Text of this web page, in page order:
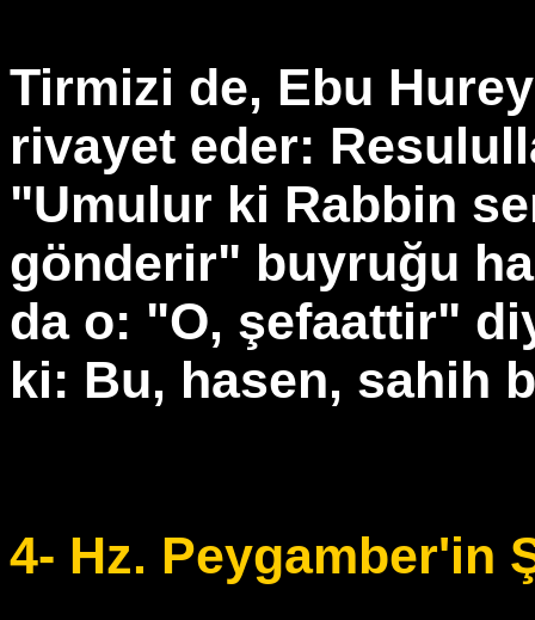
Tirmizi de, Ebu
rivayet eder:
"Umulur ki Rabbin
gönderir" buyruğu
da o: "O, şefaattir"
ki: Bu, hasen, sahih
4- Hz. Peygamber'in